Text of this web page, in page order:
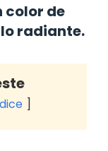
color de
radiante.